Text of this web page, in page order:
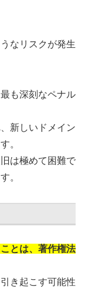
なリスクが発生
も深刻なペナル
新しいドメイン
。
は極めて困難で
。
とは、著作権法
き起こす可能性